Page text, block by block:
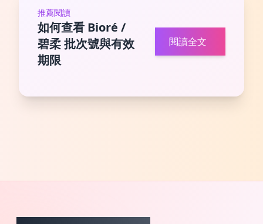
推薦閱讀
如何查看 Bioré /
碧柔 批次號與有效
期限
閱讀全文